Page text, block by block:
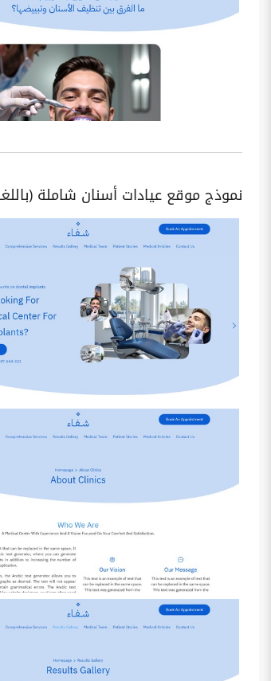
نموذج موقع عيادات أسنان شاملة